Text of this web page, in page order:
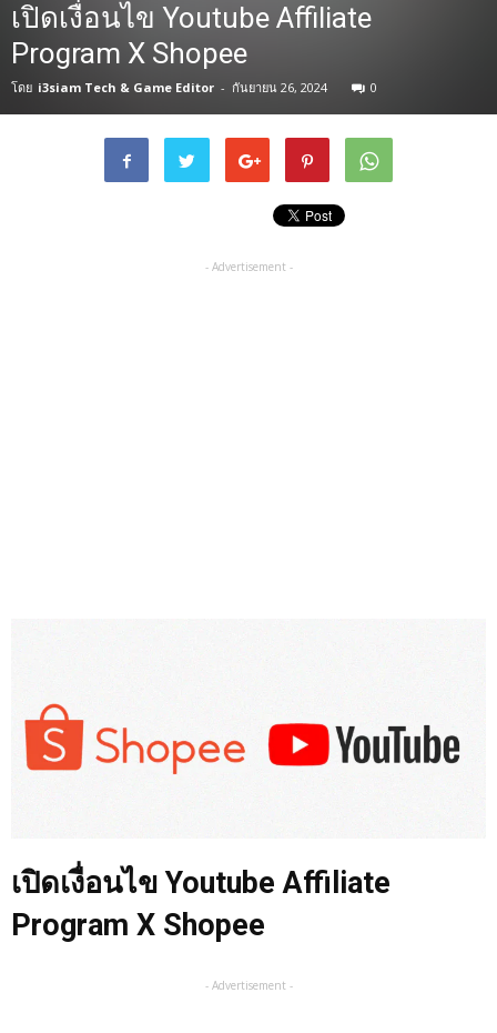
เปิดเงื่อนไข Youtube Affiliate
Program X Shopee
โดย i3siam Tech & Game Editor - กันยายน 26, 2024 0
- Advertisement -
เปิดเงื่อนไข Youtube Affiliate
Program X Shopee
- Advertisement -